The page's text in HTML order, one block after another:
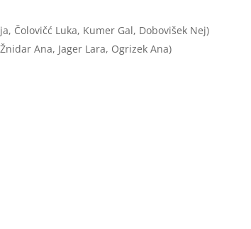
Čolovičć Luka, Kumer Gal, Dobovišek Nej)
Ana, Jager Lara, Ogrizek Ana)